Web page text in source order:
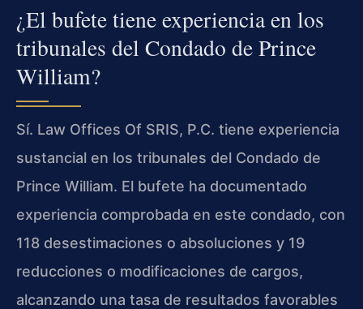
¿El bufete tiene experiencia en los
tribunales del Condado de Prince
William?
Sí. Law Offices Of SRIS, P.C. tiene experiencia
sustancial en los tribunales del Condado de
Prince William. El bufete ha documentado
experiencia comprobada en este condado, con
118 desestimaciones o absoluciones y 19
reducciones o modificaciones de cargos,
alcanzando una tasa de resultados favorables